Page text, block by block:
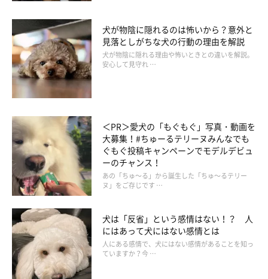
犬が物陰に隠れるのは怖いから？意外と
見落としがちな犬の行動の理由を解説
犬が物陰に隠れる理由や怖いときとの違いを解説。
安心して見守れ …
＜PR＞愛犬の「もぐもぐ」写真・動画を
大募集！#ちゅーるテリーヌみんなでも
ぐもぐ投稿キャンペーンでモデルデビュ
ーのチャンス！
あの「ちゅ～る」から誕生した「ちゅ～るテリー
ヌ」をご存じです …
犬は「反省」という感情はない！？ 人
にはあって犬にはない感情とは
人にある感情で、犬にはない感情があることを知っ
ていますか？今 …